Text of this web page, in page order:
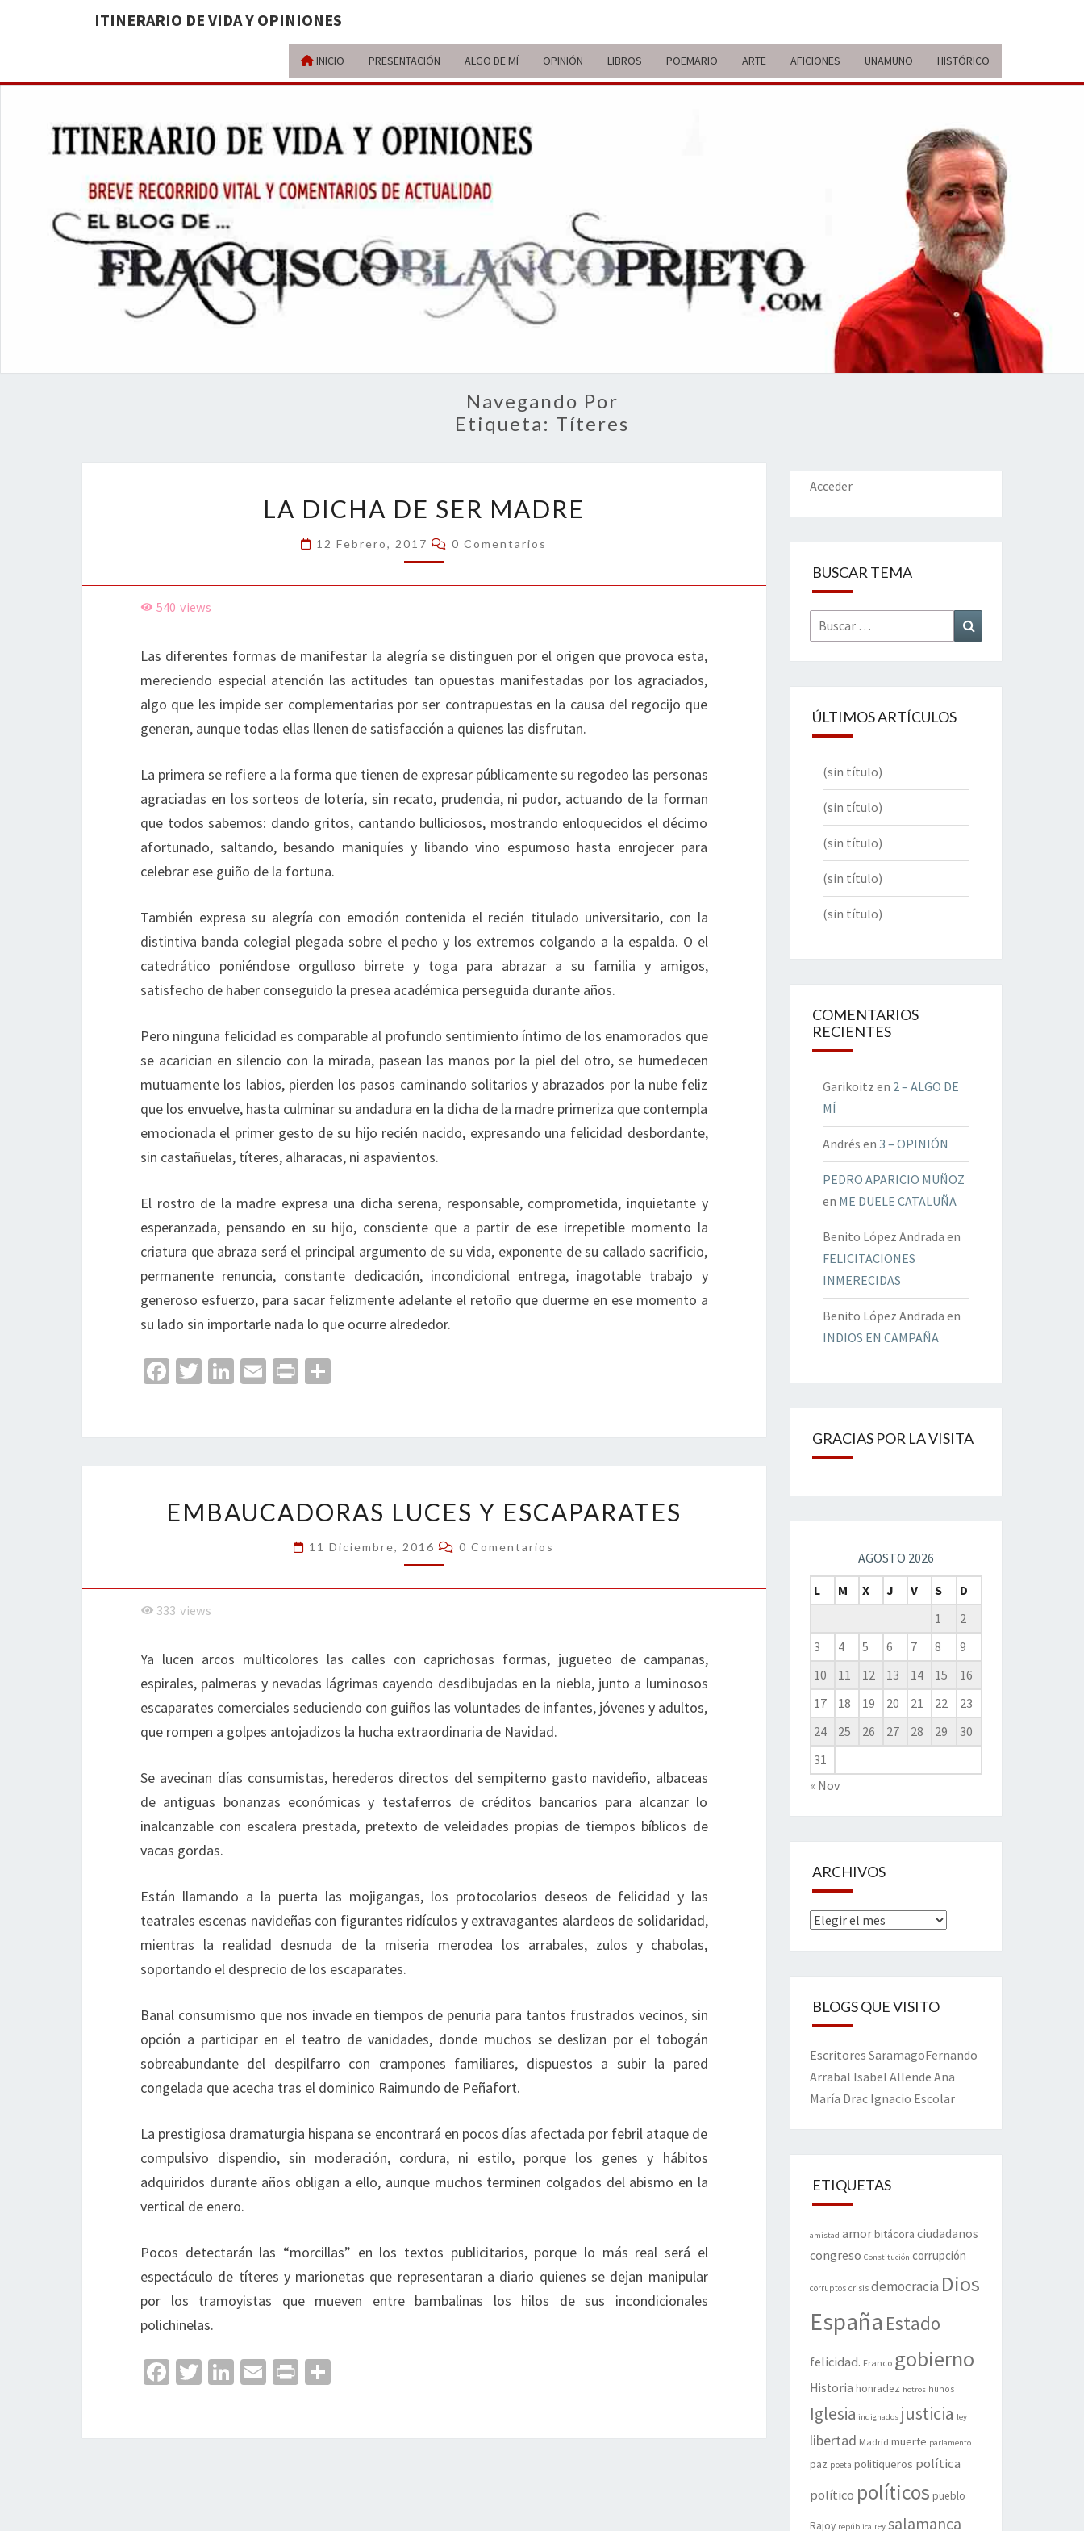
ITINERARIO DE VIDA Y OPINIONES
INICIO PRESENTACIÓN ALGO DE MÍ OPINIÓN LIBROS POEMARIO ARTE AFICIONES UNAMUNO HISTÓRICO
ITINERARIO
DE VIDA Y
OPINIONES
BREVE
RECORRIDO
VITAL Y
COMENTARIOS
ACTUALIDAD
Navegando Por
Etiqueta: Títeres
DICHA
DE
SER
MADRE
LA DICHA DE SER MADRE
12 Febrero, 2017 Comentarios
0 Comentarios
540 views
Las diferentes formas de manifestar la alegría se distinguen por el origen que provoca esta,
mereciendo especial atención las actitudes tan opuestas manifestadas por los agraciados,
algo que les impide ser complementarias por ser contrapuestas en la causa del regocijo que
generan, aunque todas ellas llenen de satisfacción a quienes las disfrutan.
La primera se refiere a la forma que tienen de expresar públicamente su regodeo las personas
agraciadas en los sorteos de lotería, sin recato, prudencia, ni pudor, actuando de la forman
que todos sabemos: dando gritos, cantando bulliciosos, mostrando enloquecidos el décimo
afortunado, saltando, besando maniquíes y libando vino espumoso hasta enrojecer para
celebrar ese guiño de la fortuna.
También expresa su alegría con emoción contenida el recién titulado universitario, con la
distintiva banda colegial plegada sobre el pecho y los extremos colgando a la espalda. O el
catedrático poniéndose orgulloso birrete y toga para abrazar a su familia y amigos,
satisfecho de haber conseguido la presea académica perseguida durante años.
Pero ninguna felicidad es comparable al profundo sentimiento íntimo de los enamorados que
se acarician en silencio con la mirada, pasean las manos por la piel del otro, se humedecen
mutuamente los labios, pierden los pasos caminando solitarios y abrazados por la nube feliz
que los envuelve, hasta culminar su andadura en la dicha de la madre primeriza que contempla
emocionada el primer gesto de su hijo recién nacido, expresando una felicidad desbordante,
sin castañuelas, títeres, alharacas, ni aspavientos.
El rostro de la madre expresa una dicha serena, responsable, comprometida, inquietante y
esperanzada, pensando en su hijo, consciente que a partir de ese irrepetible momento la
criatura que abraza será el principal argumento de su vida, exponente de su callado sacrificio,
permanente renuncia, constante dedicación, incondicional entrega, inagotable trabajo y
generoso esfuerzo, para sacar felizmente adelante el retoño que duerme en ese momento a
su lado sin importarle nada lo que ocurre alrededor.
Fa
o
k
T
Li
n
E
Pr
ar
tir
LUCES
Y
ESCAPARATES
EMBAUCADORAS LUCES Y ESCAPARATES
11 Diciembre, 2016 Comentarios
0 Comentarios
333 views
Ya lucen arcos multicolores las calles con caprichosas formas, jugueteo de campanas,
espirales, palmeras y nevadas lágrimas cayendo desdibujadas en la niebla, junto a luminosos
escaparates comerciales seduciendo con guiños las voluntades de infantes, jóvenes y adultos,
que rompen a golpes antojadizos la hucha extraordinaria de Navidad.
Se avecinan días consumistas, herederos directos del sempiterno gasto navideño, albaceas
de antiguas bonanzas económicas y testaferros de créditos bancarios para alcanzar lo
inalcanzable con escalera prestada, pretexto de veleidades propias de tiempos bíblicos de
vacas gordas.
Están llamando a la puerta las mojigangas, los protocolarios deseos de felicidad y las
teatrales escenas navideñas con figurantes ridículos y extravagantes alardeos de solidaridad,
mientras la realidad desnuda de la miseria merodea los arrabales, zulos y chabolas,
soportando el desprecio de los escaparates.
Banal consumismo que nos invade en tiempos de penuria para tantos frustrados vecinos, sin
opción a participar en el teatro de vanidades, donde muchos se deslizan por el tobogán
sobreabundante del despilfarro con crampones familiares, dispuestos a subir la pared
congelada que acecha tras el dominico Raimundo de Peñafort.
La prestigiosa dramaturgia hispana se encontrará en pocos días afectada por febril ataque de
compulsivo dispendio, sin moderación, cordura, ni estilo, porque los genes y hábitos
adquiridos durante años obligan a ello, aunque muchos terminen colgados del abismo en la
vertical de enero.
Pocos detectarán las “morcillas” en los textos publicitarios, porque lo más real será el
espectáculo de títeres y marionetas que representaran a diario quienes se dejan manipular
por los tramoyistas que mueven entre bambalinas los hilos de sus incondicionales
polichinelas.
Fa T
Li
E
Pr
Acceder
BUSCAR TEMA
Buscar
por:
ÚLTIMOS ARTÍCULOS
(sin título)
(sin título)
(sin título)
(sin título)
(sin título)
COMENTARIOS
RECIENTES
Garikoitz en 2 – ALGO DE
MÍ
Andrés en 3 – OPINIÓN
PEDRO APARICIO MUÑOZ
en ME DUELE CATALUÑA
Benito López Andrada en
FELICITACIONES
INMERECIDAS
Benito López Andrada en
INDIOS EN CAMPAÑA
GRACIAS POR LA VISITA
AGOSTO 2026
L
M X J V S
D
1
2
3
4 5 6 7 8
9
10
11 12 13 14 15
16
17
18 19 20 21 22
23
24
25 26 27 28 29
30
31
« Nov
ARCHIVOS
Archivos
BLOGS QUE VISITO
Escritores SaramagoFernando
Arrabal Isabel Allende Ana
María Drac Ignacio Escolar
ETIQUETAS
amistad amorbitácora ciudadanos
congreso Constitución corrupción
corruptos crisis democracia Dios
España Estado
felicidad. Franco gobierno
Historia honradez hotros hunos
Iglesia indignados justicia ley
libertad Madrid muerte parlamento
paz poeta politiqueros política
político políticos pueblo
Rajoy república rey salamanca